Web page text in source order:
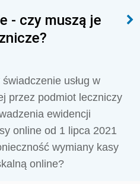
- czy muszą je
usług w
przez podmiot leczniczy
ewidencji
online od 1 lipca 2021
wymiany kasy
online?